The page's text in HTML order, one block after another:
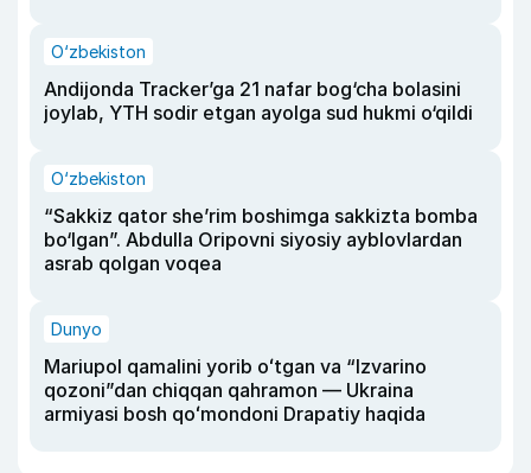
O‘zbekiston
Andijonda Tracker’ga 21 nafar bog‘cha bolasini
joylab, YTH sodir etgan ayolga sud hukmi o‘qildi
O‘zbekiston
“Sakkiz qator she’rim boshimga sakkizta bomba
bo‘lgan”. Abdulla Oripovni siyosiy ayblovlardan
asrab qolgan voqea
Dunyo
Mariupol qamalini yorib oʻtgan va “Izvarino
qozoni”dan chiqqan qahramon — Ukraina
armiyasi bosh qoʻmondoni Drapatiy haqida